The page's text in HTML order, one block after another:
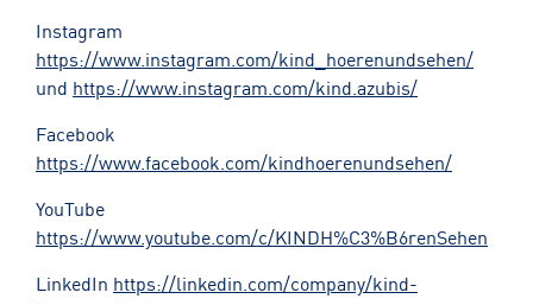
Instagram
https://www.instagram.com/kind_hoerenundsehen/
und https://www.instagram.com/kind.azubis/
Facebook
https://www.facebook.com/kindhoerenundsehen/
YouTube
https://www.youtube.com/c/KINDH%C3%B6renSehen
LinkedIn https://linkedin.com/company/kind-